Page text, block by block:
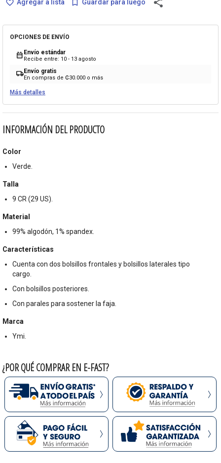
favorite_border Agregar a lista bookmark_border Guardar para luego share
OPCIONES DE ENVÍO
calendar_month Envío estándar
Recibe entre: 10 - 13 agosto
local_shippingEnvío gratis
En compras de ₡30.000 o más
Más detalles
INFORMACIÓN DEL PRODUCTO
Color
Verde.
Talla
9 CR (29 US).
Material
99% algodón, 1% spandex.
Características
Cuenta con dos bolsillos frontales y bolsillos laterales tipo
cargo.
Con bolsillos posteriores.
Con parales para sostener la faja.
Marca
Ymi.
¿POR QUÉ COMPRAR EN E-FAST?